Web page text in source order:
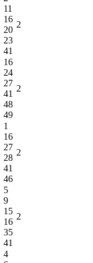
11
16
20
23
41
2
16
24
27
41
48
49
2
1
16
27
28
41
46
2
5
9
15
16
35
41
2
4